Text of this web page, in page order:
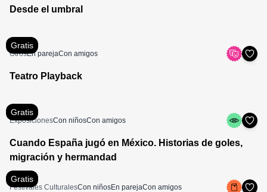
Desde el umbral
Gratis
OtrosEn parejaCon amigos
Teatro Playback
Gratis
ExposicionesCon niñosCon amigos
Cuando España jugó en México. Historias de goles,
migración y hermandad
Gratis
Festivales CulturalesCon niñosEn parejaCon amigos